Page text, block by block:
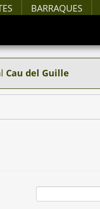
BARRAQUES
Cau del Guille